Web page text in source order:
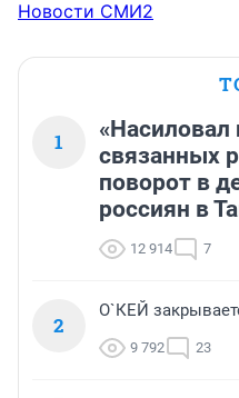
Новости СМИ2
1
«Насиловал
связанных
поворот в
россиян в
12 914 7
2
О`КЕЙ
9 792 23